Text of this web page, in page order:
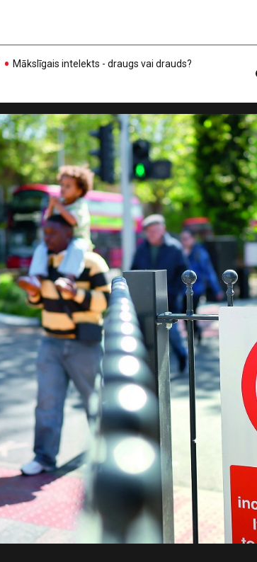
Mākslīgais intelekts - draugs vai drauds?